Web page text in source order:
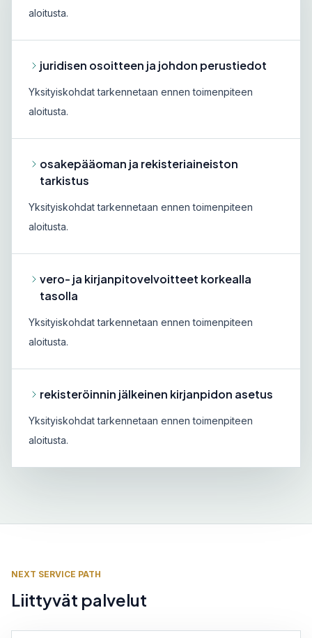
aloitusta.
juridisen osoitteen ja johdon perustiedot
Yksityiskohdat tarkennetaan ennen toimenpiteen
aloitusta.
osakepääoman ja rekisteriaineiston
tarkistus
Yksityiskohdat tarkennetaan ennen toimenpiteen
aloitusta.
vero- ja kirjanpitovelvoitteet korkealla
tasolla
Yksityiskohdat tarkennetaan ennen toimenpiteen
aloitusta.
rekisteröinnin jälkeinen kirjanpidon asetus
Yksityiskohdat tarkennetaan ennen toimenpiteen
aloitusta.
NEXT SERVICE PATH
Liittyvät palvelut